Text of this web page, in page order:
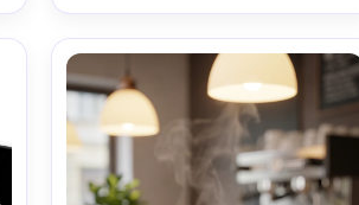
diffusé doux, Nikon Z7II 70mm,
bords nets, esthétique cadeau
premium-AR 4:5